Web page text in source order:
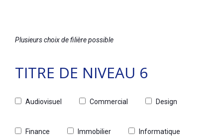
Plusieurs choix de filière possible
TITRE DE NIVEAU 6
Audiovisuel Commercial Design
Finance Immobilier Informatique